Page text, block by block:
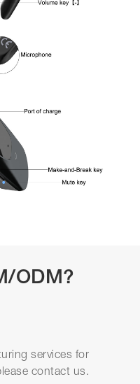
ODM?
services for
contact us.